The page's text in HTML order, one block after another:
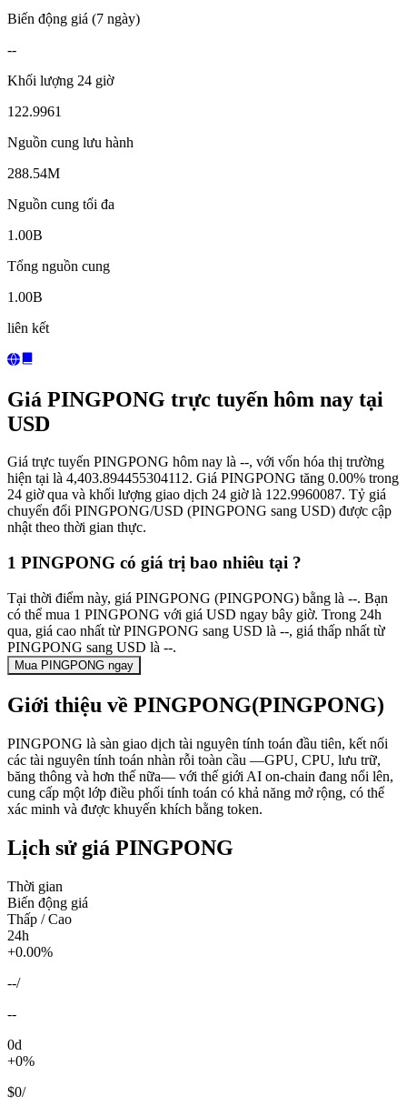
Biến động giá (7 ngày)
--
Khối lượng 24 giờ
122.9961
Nguồn cung lưu hành
288.54M
Nguồn cung tối đa
1.00B
Tổng nguồn cung
1.00B
liên kết
Giá PINGPONG trực tuyến hôm nay tại
USD
Giá trực tuyến PINGPONG hôm nay là --, với vốn hóa thị trường
hiện tại là 4,403.894455304112. Giá PINGPONG tăng 0.00% trong
24 giờ qua và khối lượng giao dịch 24 giờ là 122.9960087. Tỷ giá
chuyển đổi PINGPONG/USD (PINGPONG sang USD) được cập
nhật theo thời gian thực.
1 PINGPONG có giá trị bao nhiêu tại ?
Tại thời điểm này, giá PINGPONG (PINGPONG) bằng là --. Bạn
có thể mua 1 PINGPONG với giá USD ngay bây giờ. Trong 24h
qua, giá cao nhất từ PINGPONG sang USD là --, giá thấp nhất từ
PINGPONG sang USD là --.
Mua PINGPONG ngay
Giới thiệu về PINGPONG(PINGPONG)
PINGPONG là sàn giao dịch tài nguyên tính toán đầu tiên, kết nối
các tài nguyên tính toán nhàn rỗi toàn cầu —GPU, CPU, lưu trữ,
băng thông và hơn thế nữa— với thế giới AI on-chain đang nổi lên,
cung cấp một lớp điều phối tính toán có khả năng mở rộng, có thể
xác minh và được khuyến khích bằng token.
Lịch sử giá PINGPONG
Thời gian
Biến động giá
Thấp / Cao
24h
+0.00%
--/
--
0d
+0%
$0/